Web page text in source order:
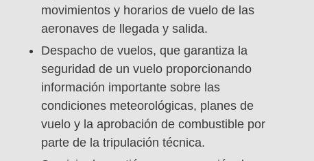
movimientos y horarios de vuelo de las
aeronaves de llegada y salida.
Despacho de vuelos, que garantiza la
seguridad de un vuelo proporcionando
información importante sobre las
condiciones meteorológicas, planes de
vuelo y la aprobación de combustible por
parte de la tripulación técnica.